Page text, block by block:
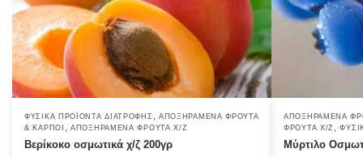
ΦΥΣΙΚΆ ΠΡΟΪΌΝΤΑ ΔΙΑΤΡΟΦΉΣ
ΑΠΟΞΗΡΑΜΈΝΑ ΦΡΟΎΤΑ
& ΚΑΡΠΟΊ
,ΑΠΟΞΗΡΑΜΈΝΑ ΦΡΟΎΤΑ Χ/Ζ
Βερίκοκο οσμωτικά χ/ζ 200γρ
ΑΠΟΞΗΡΑΜΈΝΑ
ΦΡΟΎΤΑ Χ/Ζ
,
Μύρτιλο